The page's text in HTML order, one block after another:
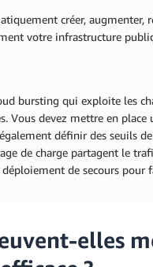
créer, augmenter,
votre infrastructure
bursting qui exploite les
Vous devez mettre en
définir des seuils
de charge partagent le
de secours pour
elles